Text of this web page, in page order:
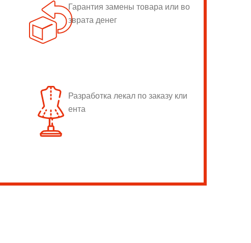
Гарантия замены товара или во
зврата денег
Разработка лекал по заказу кли
ента